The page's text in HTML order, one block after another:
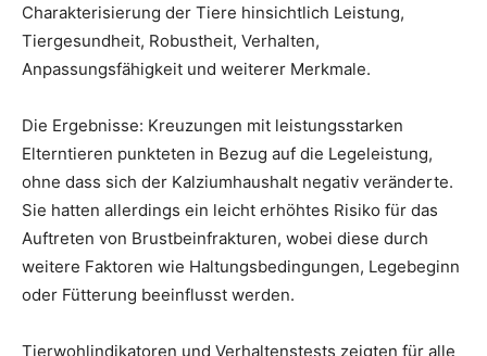
Charakterisierung der Tiere hinsichtlich Leistung,
Tiergesundheit, Robustheit, Verhalten,
Anpassungsfähigkeit und weiterer Merkmale.
Die Ergebnisse: Kreuzungen mit leistungsstarken
Elterntieren punkteten in Bezug auf die Legeleistung,
ohne dass sich der Kalziumhaushalt negativ veränderte.
Sie hatten allerdings ein leicht erhöhtes Risiko für das
Auftreten von Brustbeinfrakturen, wobei diese durch
weitere Faktoren wie Haltungsbedingungen, Legebeginn
oder Fütterung beeinflusst werden.
Tierwohlindikatoren und Verhaltenstests zeigten für alle